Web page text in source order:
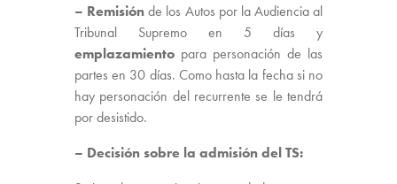
– Remisiónde los Autos por la Audiencia al
Tribunal Supremo en 5 días y
emplazamiento para personación de las
partes en 30 días. Como hasta la fecha si no
hay personación del recurrente se le tendrá
por desistido.
– Decisión sobre la admisión del TS: